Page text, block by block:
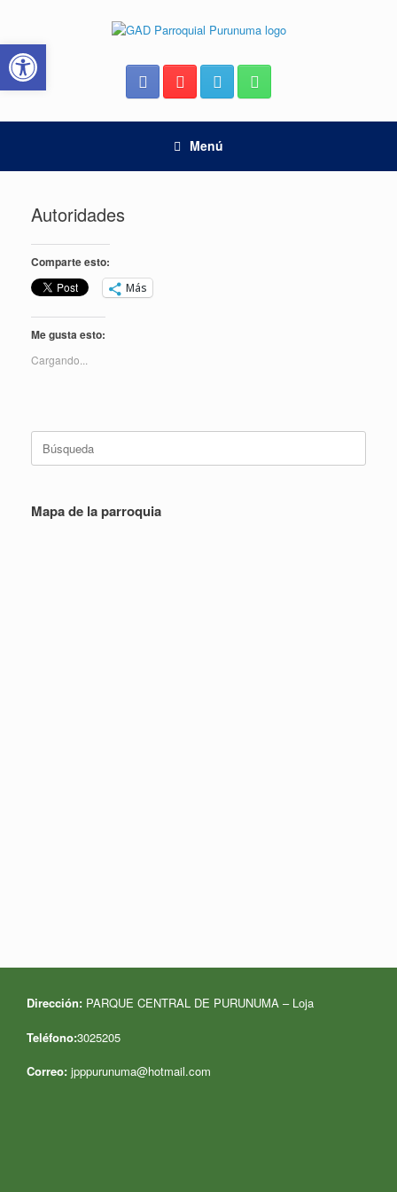
contenido
Menú
Autoridades
Comparte esto:
Más
Me gusta esto:
Cargando...
Buscar:
Mapa de la parroquia
Dirección: PARQUE CENTRAL DE PURUNUMA – Loja
Teléfono:3025205
Correo: jpppurunuma@hotmail.com
Abrir barra de herramientas